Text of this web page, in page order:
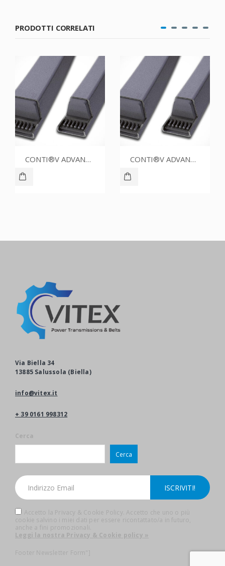
PRODOTTI CORRELATI
CONTI®V ADVANCE SPZ1412CR CONTI®V ADVANCE SPZ1487CR
Via Biella 34
13885 Salussola (Biella)
info@vitex.it
+ 39 0161 998312
Cerca
Cerca
Accetto la Privacy & Cookie Policy. Accetto che uno o più
cookie salvino i miei dati per essere ricontattato/a in futuro,
anche a fini promozionali.
Leggi la nostra Privacy & Cookie policy »
Footer Newsletter Form"]